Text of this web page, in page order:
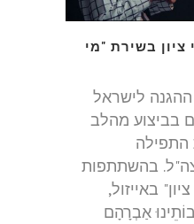
ציון בשירת "מי
לישראל
בביצוע מהלב
התפילה
בהשתתפות
באייזול,
אַבְרָהָם